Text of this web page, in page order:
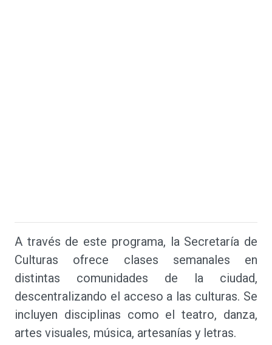
A través de este programa, la Secretaría de
Culturas ofrece clases semanales en
distintas comunidades de la ciudad,
descentralizando el acceso a las culturas. Se
incluyen disciplinas como el teatro, danza,
artes visuales, música, artesanías y letras.